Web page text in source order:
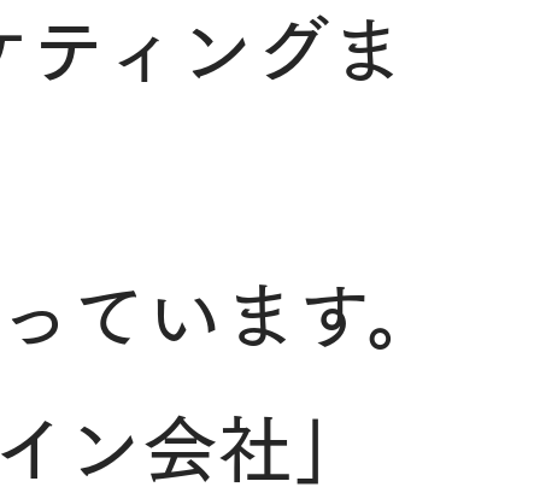
ィングま
ています。
ン会社」